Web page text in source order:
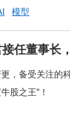
模型
任董事长
，备受关注的
股之王”！